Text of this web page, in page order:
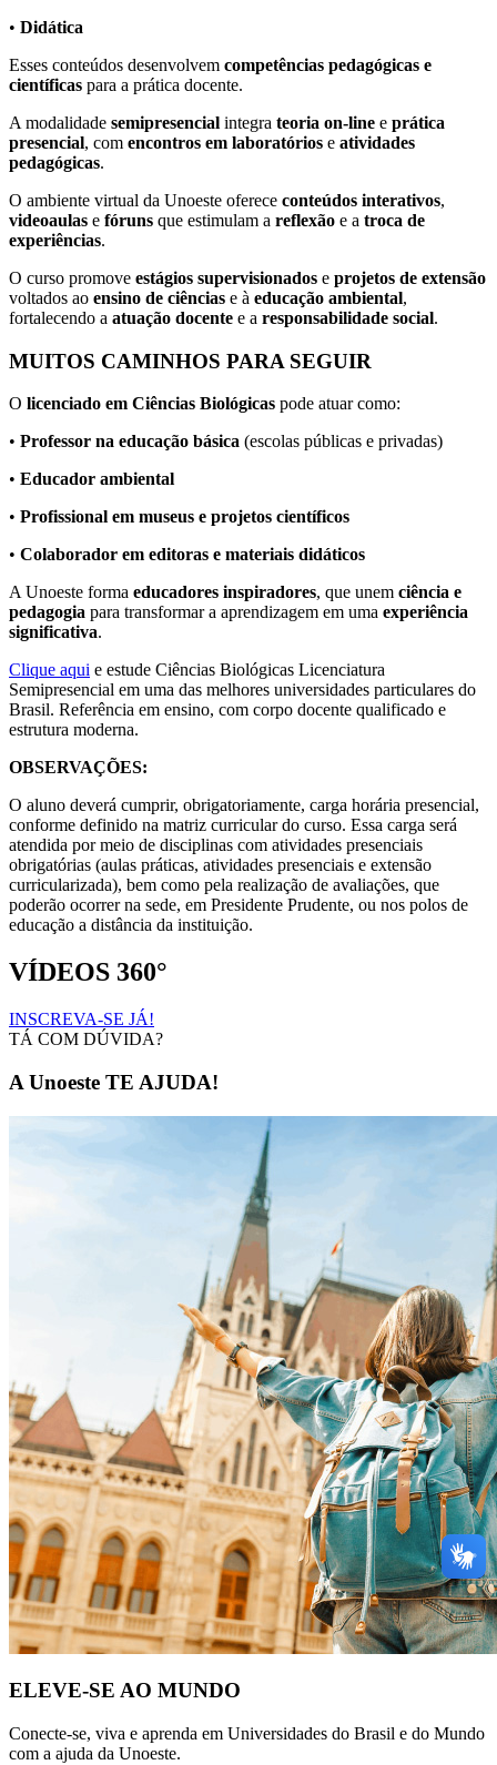
• Didática
Esses conteúdos desenvolvem competências pedagógicas e
científicas para a prática docente.
A modalidade semipresencial integra teoria on-line e prática
presencial, com encontros em laboratórios e atividades
pedagógicas.
O ambiente virtual da Unoeste oferece conteúdos interativos,
videoaulas e fóruns que estimulam a reflexão e a troca de
experiências.
O curso promove estágios supervisionados e projetos de extensão
voltados ao ensino de ciências e à educação ambiental,
fortalecendo a atuação docente e a responsabilidade social.
MUITOS CAMINHOS PARA SEGUIR
O licenciado em Ciências Biológicas pode atuar como:
• Professor na educação básica (escolas públicas e privadas)
• Educador ambiental
• Profissional em museus e projetos científicos
• Colaborador em editoras e materiais didáticos
A Unoeste forma educadores inspiradores, que unem ciência e
pedagogia para transformar a aprendizagem em uma experiência
significativa.
Clique aqui e estude Ciências Biológicas Licenciatura
Semipresencial em uma das melhores universidades particulares do
Brasil. Referência em ensino, com corpo docente qualificado e
estrutura moderna.
OBSERVAÇÕES:
O aluno deverá cumprir, obrigatoriamente, carga horária presencial,
conforme definido na matriz curricular do curso. Essa carga será
atendida por meio de disciplinas com atividades presenciais
obrigatórias (aulas práticas, atividades presenciais e extensão
curricularizada), bem como pela realização de avaliações, que
poderão ocorrer na sede, em Presidente Prudente, ou nos polos de
educação a distância da instituição.
VÍDEOS 360°
INSCREVA-SE JÁ!
TÁ COM DÚVIDA?
A Unoeste TE AJUDA!
ELEVE-SE AO MUNDO
Conecte-se, viva e aprenda em Universidades do Brasil e do Mundo
com a ajuda da Unoeste.